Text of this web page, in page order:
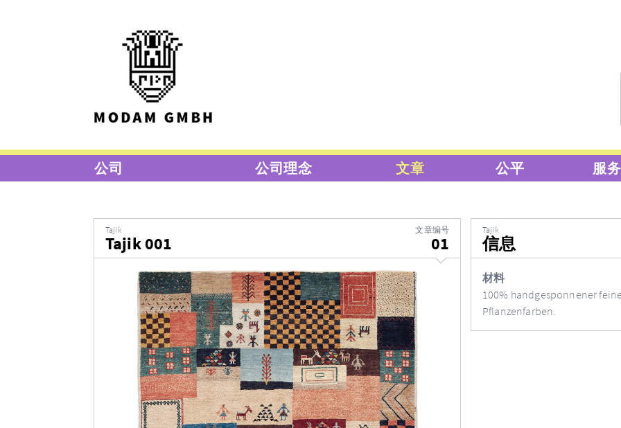
公司 公司理念 文章 公平 服
Tajik 文章编号
Tajik 001 01
Tajik
信息
材料
100% handgesponnener
Pflanzenfarben.